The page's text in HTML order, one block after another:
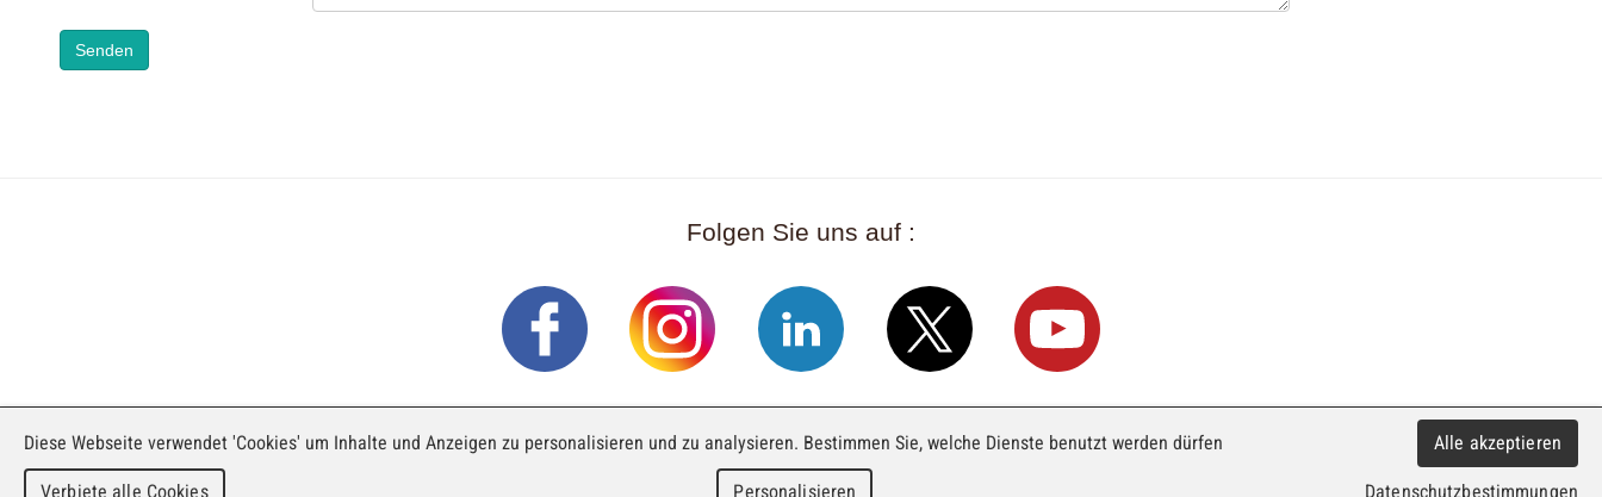
Senden
Folgen Sie uns auf :
Rue Industrielle 98 CH-2740 Moutier
Diese Webseite verwendet 'Cookies' um Inhalte und Anzeigen zu personalisieren und zu analysieren. Bestimmen Sie, welche Dienste benutzt werden dürfen Alle akzeptieren
Verbiete alle Cookies Personalisieren Datenschutzbestimmungen